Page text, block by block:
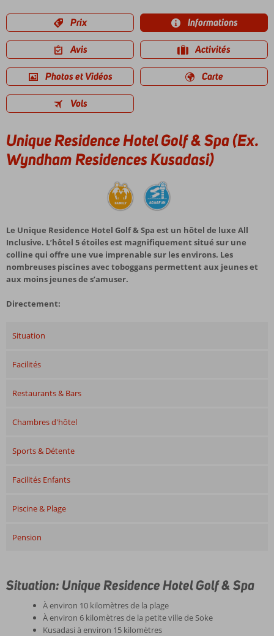
Prix Informations
Avis Activités
Photos et Vidéos Carte
Vols
Unique Residence Hotel Golf & Spa (Ex.
Wyndham Residences Kusadasi)
Le Unique Residence Hotel Golf & Spa est un hôtel de luxe All
Inclusive. L’hôtel 5 étoiles est magnifiquement situé sur une
colline qui offre une vue imprenable sur les environs. Les
nombreuses piscines avec toboggans permettent aux jeunes et
aux moins jeunes de s’amuser.
Directement:
Situation
Facilités
Restaurants & Bars
Chambres d'hôtel
Sports & Détente
Facilités Enfants
Piscine & Plage
Pension
Situation: Unique Residence Hotel Golf & Spa
À environ 10 kilomètres de la plage
À environ 6 kilomètres de la petite ville de Soke
Kusadasi à environ 15 kilomètres